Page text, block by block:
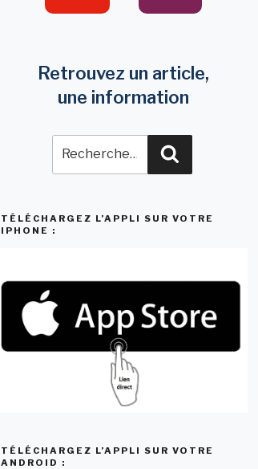
Retrouvez un article,
une information
pour
TÉLÉCHARGEZ L’APPLI SUR VOTRE
IPHONE :
TÉLÉCHARGEZ L’APPLI SUR VOTRE
ANDROID :